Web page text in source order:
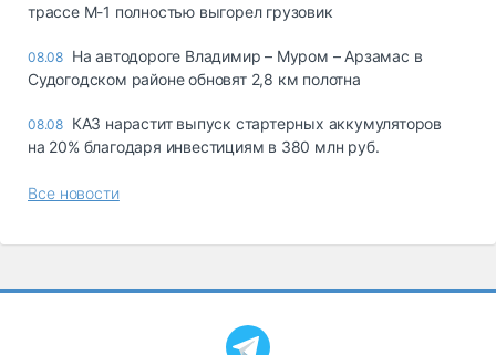
трассе М-1 полностью выгорел грузовик
08.08 На автодороге Владимир – Муром – Арзамас в
Судогодском районе обновят 2,8 км полотна
08.08 КАЗ нарастит выпуск стартерных аккумуляторов
на 20% благодаря инвестициям в 380 млн руб.
Все новости